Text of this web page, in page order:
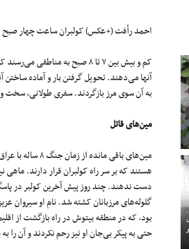
احمد رأفت (+عکس) کولبران ساعت چهار صبح
کم و بیش بین ۷ تا ۸ صبح به
آنها می‌دهند. تحویل گرفتن بار و آماده
به آن سوی مرز بازگردند. سفری طولانی، سخت
مین‌های قاتل
مین‌های باقی
هستند که بر سر راه کولبران قرار دارند. ماهی
دست ندهند. چند روز پیش آخرین کولبر در
گلوله‌های مرزبانان کشته شد. نام او سیروان
بود، که در منطقه بیتوش در راه بازگشت از
حتی به پیکر بی‌جان او نیز رحم نکردند و آن را